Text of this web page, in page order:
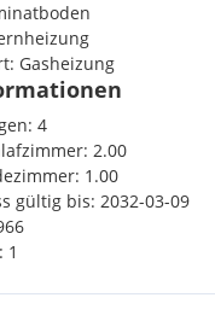
Gasheizung
4
2.00
1.00
gültig bis: 2032-03-09
1